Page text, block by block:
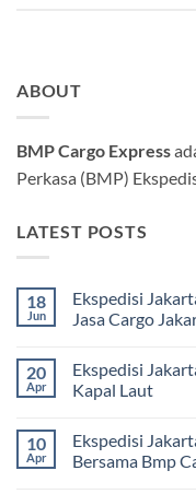
ABOUT
BMP Cargo Express
Perkasa (BMP)
LATEST POSTS
18
Jun
Ekspedisi
Jasa Cargo
komentar
pada
Ekspedisi
Murah
dan
Terpercaya
20
Apr
Ekspedisi
Kapal Laut
komentar
pada
Ekspedisi
10
Apr
Ekspedisi
Bersama Bmp